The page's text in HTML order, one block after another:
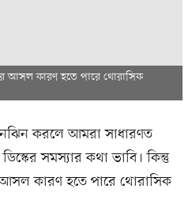
আসল কারণ হতে পারে থোরাসিক
করলে আমরা সাধারণত
সমস্যার কথা ভাবি। কিন্তু
কারণ হতে পারে থোরাসিক